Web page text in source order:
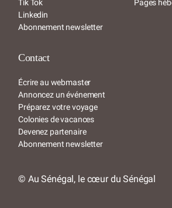
Tik Tok
Linkedin
Abonnement newsletter
Pages
Contact
Écrire au webmaster
Annoncez un événement
Préparez votre voyage
Colonies de vacances
Devenez partenaire
Abonnement newsletter
© Au Sénégal, le cœur du Sénégal